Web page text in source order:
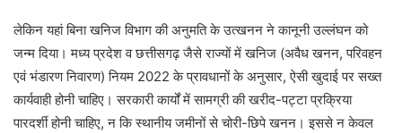
लेकिन यहां बिना खनिज विभाग की अनुमति के उत्खनन ने कानूनी उल्लंघन को
जन्म दिया। मध्य प्रदेश व छत्तीसगढ़ जैसे राज्यों में खनिज (अवैध खनन, परिवहन
एवं भंडारण निवारण) नियम 2022 के प्रावधानों के अनुसार, ऐसी खुदाई पर सख्त
कार्यवाही होनी चाहिए। सरकारी कार्यों में सामग्री की खरीद-पट्टा प्रक्रिया
पारदर्शी होनी चाहिए, न कि स्थानीय जमीनों से चोरी-छिपे खनन। इससे न केवल